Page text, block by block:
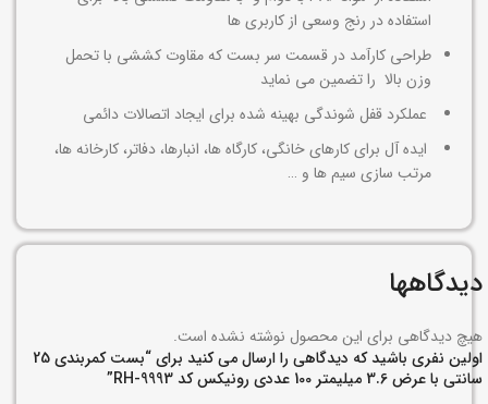
استفاده در رنج وسعی از کاربری ها
طراحی کارآمد در قسمت سر بست که مقاوت کششی با تحمل
وزن بالا را تضمین می نماید
عملکرد قفل شوندگی بهینه شده برای ایجاد اتصالات دائمی
ایده آل برای کارهای خانگی، کارگاه ها، انبارها، دفاتر، کارخانه ها،
مرتب سازی سیم ها و …
دیدگاهها
هیچ دیدگاهی برای این محصول نوشته نشده است.
اولین نفری باشید که دیدگاهی را ارسال می کنید برای “بست کمربندی 25
سانتی با عرض 3.6 میلیمتر 100 عددی رونیکس کد RH-9993”